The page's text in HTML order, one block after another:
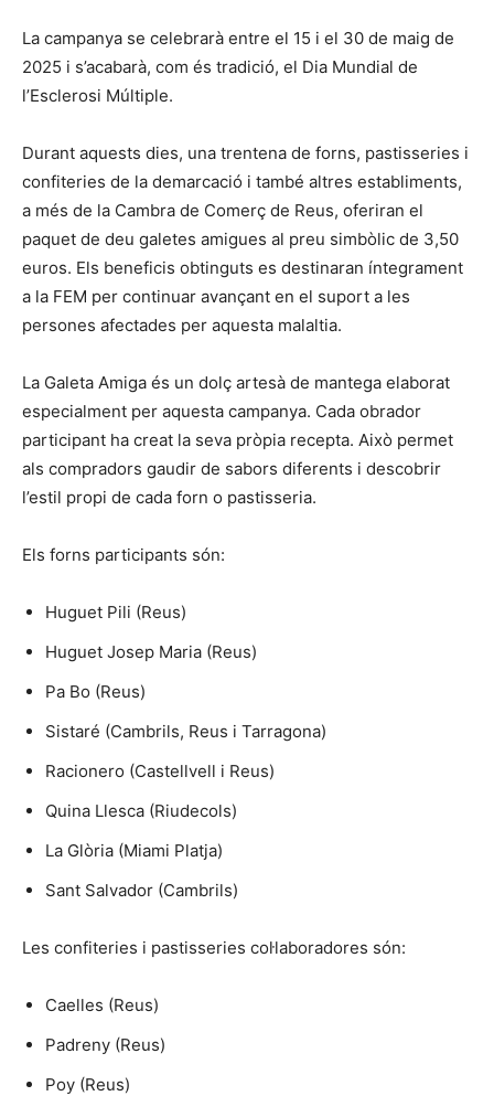
La campanya se celebrarà entre el 15 i el 30 de maig de
2025 i s’acabarà, com és tradició, el Dia Mundial de
l’Esclerosi Múltiple.
Durant aquests dies, una trentena de forns, pastisseries i
confiteries de la demarcació i també altres establiments,
a més de la Cambra de Comerç de Reus, oferiran el
paquet de deu galetes amigues al preu simbòlic de 3,50
euros. Els beneficis obtinguts es destinaran íntegrament
a la FEM per continuar avançant en el suport a les
persones afectades per aquesta malaltia.
La Galeta Amiga és un dolç artesà de mantega elaborat
especialment per aquesta campanya. Cada obrador
participant ha creat la seva pròpia recepta. Això permet
als compradors gaudir de sabors diferents i descobrir
l’estil propi de cada forn o pastisseria.
Els forns participants són:
Huguet Pili (Reus)
Huguet Josep Maria (Reus)
Pa Bo (Reus)
Sistaré (Cambrils, Reus i Tarragona)
Racionero (Castellvell i Reus)
Quina Llesca (Riudecols)
La Glòria (Miami Platja)
Sant Salvador (Cambrils)
Les confiteries i pastisseries col·laboradores són:
Caelles (Reus)
Padreny (Reus)
Poy (Reus)